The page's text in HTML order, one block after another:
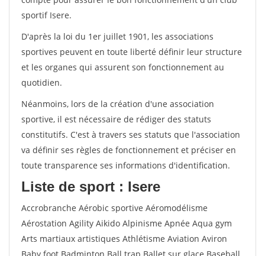
sportif Isere.
D'après la loi du 1er juillet 1901, les associations
sportives peuvent en toute liberté définir leur structure
et les organes qui assurent son fonctionnement au
quotidien.
Néanmoins, lors de la création d'une association
sportive, il est nécessaire de rédiger des statuts
constitutifs. C'est à travers ses statuts que l'association
va définir ses règles de fonctionnement et préciser en
toute transparence ses informations d'identification.
Liste de sport : Isere
Accrobranche Aérobic sportive Aéromodélisme
Aérostation Agility Aikido Alpinisme Apnée Aqua gym
Arts martiaux artistiques Athlétisme Aviation Aviron